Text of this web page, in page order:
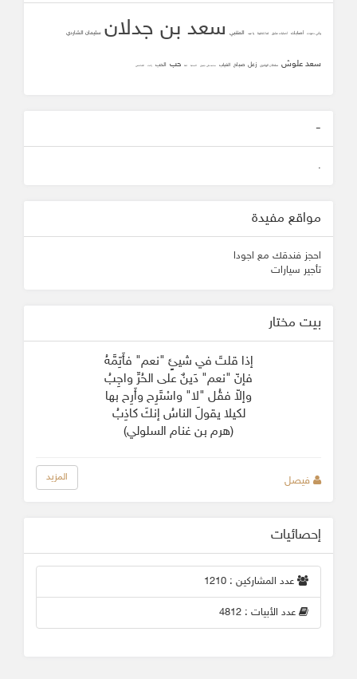
وأني دعوت أصابك أصابك عشق لما تلاقينا يا عيد المتنبي سعد بن جدلان سليمان الشاردي
سعد علوش سلطان الهاجري زعل صباح الغياب محمد علي جنيدي المحبه ثقه حب الحب زانت الشافعي
-
.
مواقع مفيدة
احجز فندقك مع اجودا
تأجير سيارات
بيت مختار
إذا قلتَ في شيئٍ "نعم" فأَتِمَّهُ
فإنّ "نعم" دَينٌ على الحُرِّ واجِبُ
وإلاّ فقُل "لا" واسْتَرِح وأَرِح بها
لكيلا يقولَ الناسُ إنكَ كاذِبُ
(هرم بن غنام السلولي)
فيصل المزيد
إحصائيات
عدد المشاركين : 1210
عدد الأبيات : 4812